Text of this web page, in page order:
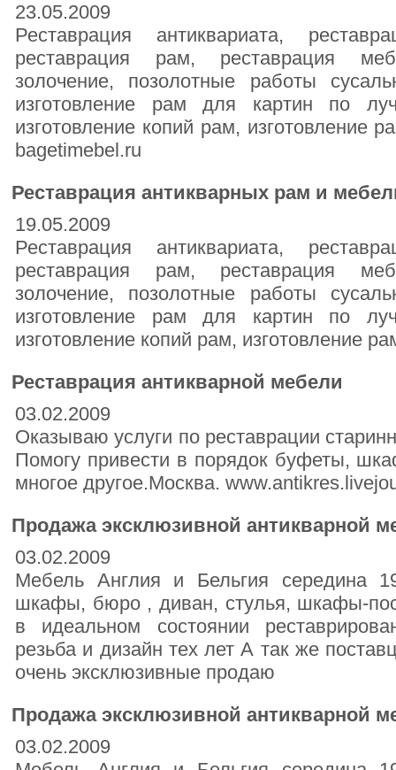
23.05.2009
Реставрация антиквариата,
реставрация рам, реставрация
золочение, позолотные работы
изготовление рам для картин по
изготовление копий рам, изготовление
bagetimebel.ru
Реставрация антикварных рам и
19.05.2009
Реставрация антиквариата,
реставрация рам, реставрация
золочение, позолотные работы
изготовление рам для картин по
изготовление копий рам, изготовление
Реставрация антикварной мебели
03.02.2009
Оказываю услуги по реставрации
Помогу привести в порядок буфеты,
многое другое.Москва.
Продажа эксклюзивной антикварной
03.02.2009
Мебель Англия и Бельгия середина
шкафы, бюро , диван, стулья, шкафы-
в идеальном состоянии
резьба и дизайн тех лет А так же
очень эксклюзивные продаю
Продажа эксклюзивной антикварной
03.02.2009